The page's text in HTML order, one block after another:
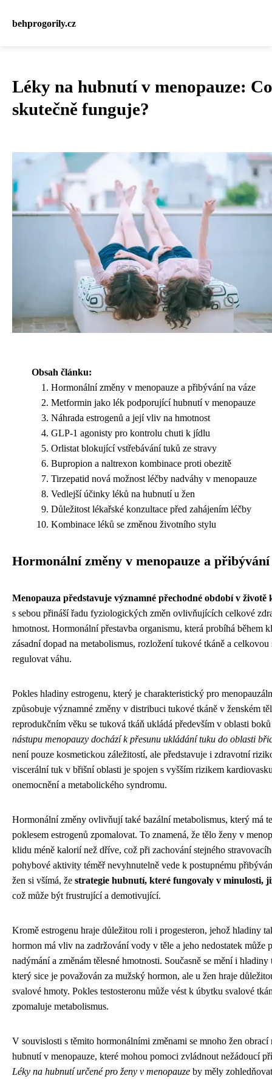
behprogorily.cz
Léky na hubnutí v menopauze: Co
skutečně funguje?
Obsah článku:
Hormonální změny v menopauze a přibývání na váze
Metformin jako lék podporující hubnutí v menopauze
Náhrada estrogenů a její vliv na hmotnost
GLP-1 agonisty pro kontrolu chuti k jídlu
Orlistat blokující vstřebávání tuků ze stravy
Bupropion a naltrexon kombinace proti obezitě
Tirzepatid nová možnost léčby nadváhy v menopauze
Vedlejší účinky léků na hubnutí u žen
Důležitost lékařské konzultace před zahájením léčby
Kombinace léků se změnou životního stylu
Hormonální změny v menopauze a přibývání
Menopauza představuje významné přechodné období v životě
s sebou přináší řadu fyziologických změn ovlivňujících celkové
hmotnost. Hormonální přestavba organismu, která probíhá během
zásadní dopad na metabolismus, rozložení tukové tkáně a celkovou
regulovat váhu.
Pokles hladiny estrogenu, který je charakteristický pro
způsobuje významné změny v distribuci tukové tkáně v ženském
reprodukčním věku se tuková tkáň ukládá především v oblasti
nástupu menopauzy dochází k přesunu ukládání tuku do oblasti
není pouze kosmetickou záležitostí, ale představuje i zdravotní
viscerální tuk v břišní oblasti je spojen s vyšším rizikem
onemocnění a metabolického syndromu.
Hormonální změny ovlivňují také bazální metabolismus, který má
poklesem estrogenů zpomalovat. To znamená, že tělo ženy v
klidu méně kalorií než dříve, což při zachování stejného
pohybové aktivity téměř nevyhnutelně vede k postupnému
žen si všímá, že strategie hubnutí, které fungovaly v minulosti,
což může být frustrující a demotivující.
Kromě estrogenu hraje důležitou roli i progesteron, jehož hladiny
hormon má vliv na zadržování vody v těle a jeho nedostatek může
nadýmání a změnám tělesné hmotnosti. Současně se mění i hladiny
který sice je považován za mužský hormon, ale u žen hraje
svalové hmoty. Pokles testosteronu může vést k úbytku svalové
zpomaluje metabolismus.
V souvislosti s těmito hormonálními změnami se mnoho žen obrací
hubnutí v menopauze, které mohou pomoci zvládnout nežádoucí
Léky na hubnutí určené pro ženy v menopauze by měly